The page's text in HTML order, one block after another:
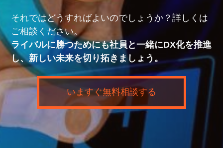
それではどうすればよいのでしょうか？詳しくは
ご相談ください。
ライバルに勝つためにも社員と一緒にDX化を推進
し、新しい未来を切り拓きましょう。
いますぐ無料相談する